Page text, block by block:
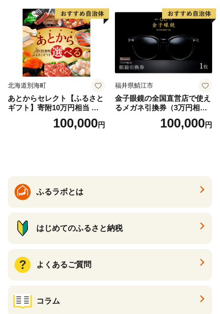
北海道別海町
あとからセレクト【ふるさと
ギフト】寄附10万円相当 あ
とから選べる！ ギフト いく
ら ほたて 海鮮 牛肉 別海町
ギフト ふるさと納税 ）
100,000円
福井県鯖江市
金子眼鏡の全国直営店で使え
るメガネ引換券（3万円相
100,000円
ふるラボとは
はじめてのふるさと納税
よくあるご質問
コラム